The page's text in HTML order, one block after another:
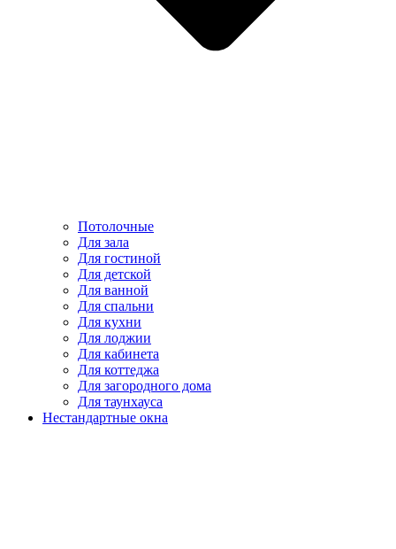
Потолочные
Для зала
Для гостиной
Для детской
Для ванной
Для спальни
Для кухни
Для лоджии
Для кабинета
Для коттеджа
Для загородного дома
Для таунхауса
Нестандартные окна